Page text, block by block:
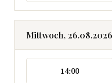
Mittwoch, 26.08.2026
14:00